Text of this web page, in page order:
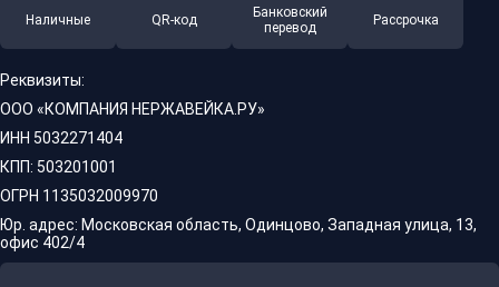
Наличные QR-код
Банковский
перевод
Рассрочка
Реквизиты:
ООО «КОМПАНИЯ НЕРЖАВЕЙКА.РУ»
ИНН 5032271404
КПП: 503201001
ОГРН 1135032009970
Юр. адрес: Московская область, Одинцово, Западная улица, 13,
офис 402/4